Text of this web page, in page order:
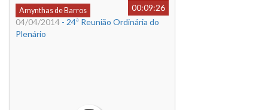
Amynthas de Barros
00:09:26
04/04/2014 - 24ª Reunião Ordinária do
Plenário